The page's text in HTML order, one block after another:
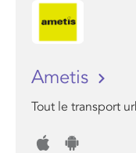
Ametis
Tout le transport